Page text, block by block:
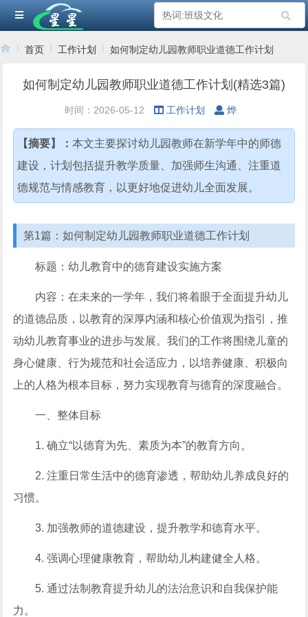
首页 工作计划
›
如何制定幼儿园教师职业道德工作计划
如何制定幼儿园教师职业道德工作计划(精选3篇)
时间：2026-05-12 工作计划 烨
【摘要】：本文主要探讨幼儿园教师在新学年中的师德
建设，计划包括提升教学质量、加强师生沟通、注重道
德规范与情感教育，以更好地促进幼儿全面发展。
第1篇：如何制定幼儿园教师职业道德工作计划
标题：幼儿教育中的德育建设实施方案
内容：在未来的一学年，我们将着眼于全面提升幼儿
的道德品质，以教育的深厚内涵和核心价值观为指引，推
动幼儿教育事业的进步与发展。我们的工作将围绕儿童的
身心健康、行为规范和社会适应力，以培养健康、积极向
上的人格为根本目标，努力实现教育与德育的深度融合。
一、整体目标
1. 确立“以德育为先、素质为本”的教育方向。
2. 注重日常生活中的德育渗透，帮助幼儿养成良好的
习惯。
3. 加强教师的道德建设，提升教学和德育水平。
4. 强调心理健康教育，帮助幼儿构建健全人格。
5. 通过法制教育提升幼儿的法治意识和自我保护能
力。